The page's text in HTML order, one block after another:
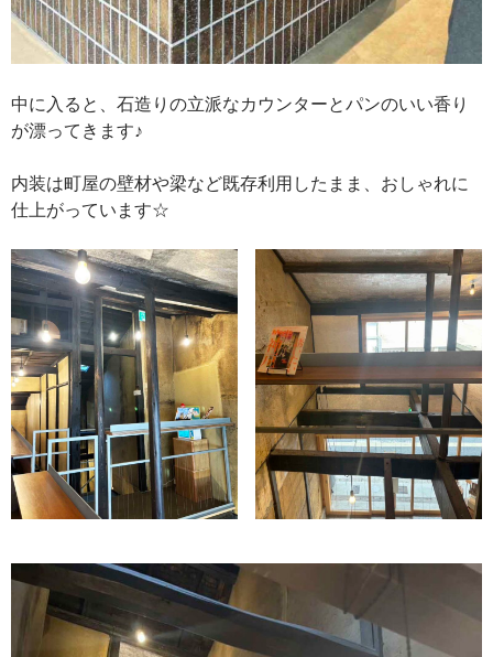
中に入ると、石造りの立派なカウンターとパンのいい香り
が漂ってきます♪
内装は町屋の壁材や梁など既存利用したまま、おしゃれに
仕上がっています☆